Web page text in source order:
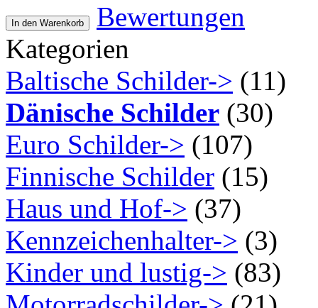
In den Warenkorb
Bewertungen
Kategorien
Baltische Schilder-> (11)
Dänische Schilder (30)
Euro Schilder-> (107)
Finnische Schilder (15)
Haus und Hof-> (37)
Kennzeichenhalter-> (3)
Kinder und lustig-> (83)